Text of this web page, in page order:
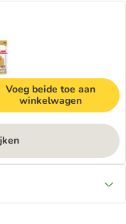
Voeg beide toe aan
winkelwagen